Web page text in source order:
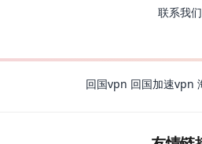
联系我们
回国vpn 回国加速vpn